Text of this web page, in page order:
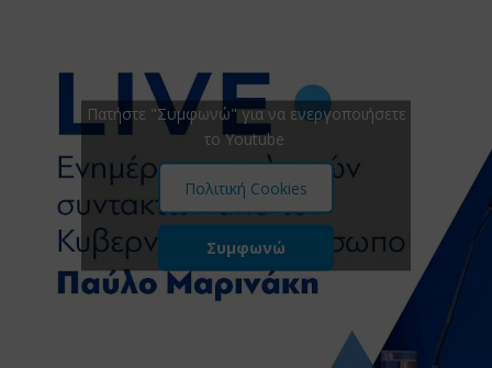
Πατήστε "Συμφωνώ" για να ενεργοποιήσετε
το Youtube
Πολιτική Cookies
Συμφωνώ